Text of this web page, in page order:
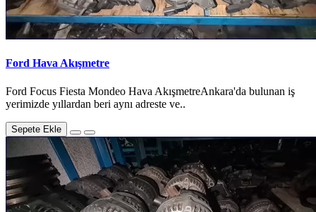
Ford Hava Akışmetre
Ford Focus Fiesta Mondeo Hava AkışmetreAnkara'da bulunan iş
yerimizde yıllardan beri aynı adreste ve..
Sepete Ekle